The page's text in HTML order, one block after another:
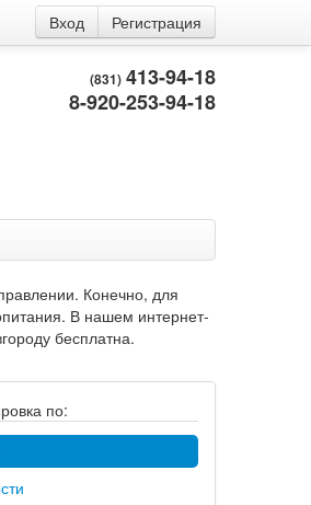
Вход Регистрация
(831) 413-94-18
8-920-253-94-18
Конечно, для
В нашем интернет-
бесплатна.
по: